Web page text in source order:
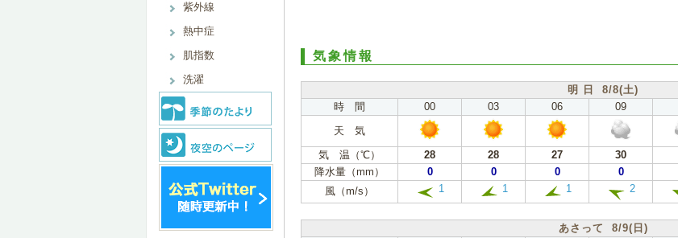
紫外線
熱中症
肌指数
洗濯
気象情報
明 日 8/8(土)
時 間
00 03 06 09
天 気
気 温（℃）
28 28 27 30
降水量（mm）
0 0 0 0
風（m/s）
1 1 1 2
あさって 8/9(日)